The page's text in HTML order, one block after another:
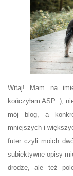
Witaj! Mam na
kończyłam ASP :),
mój blog, a
mniejszych i
futer czyli moich
subiektywne opisy
drodze, ale też